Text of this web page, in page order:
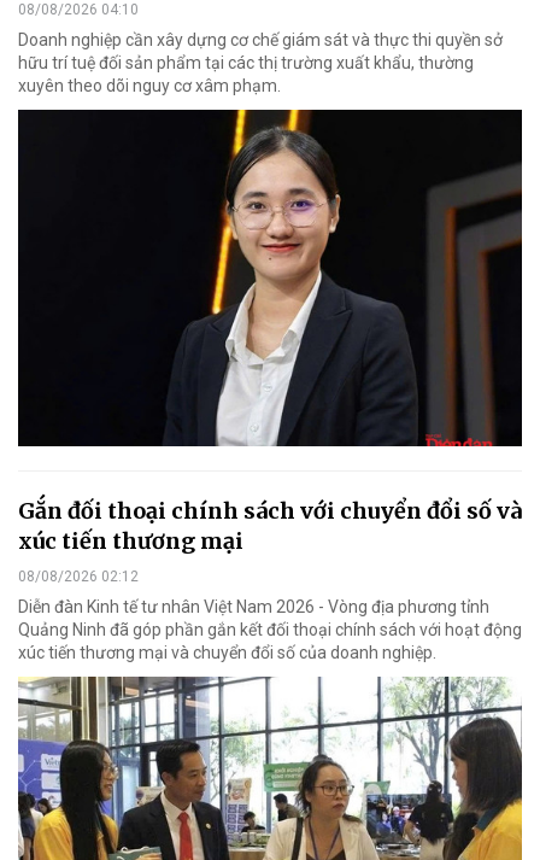
08/08/2026 04:10
Doanh nghiệp cần xây dựng cơ chế giám sát và thực thi quyền sở
hữu trí tuệ đối sản phẩm tại các thị trường xuất khẩu, thường
xuyên theo dõi nguy cơ xâm phạm.
Gắn đối thoại chính sách với chuyển đổi số và
xúc tiến thương mại
08/08/2026 02:12
Diễn đàn Kinh tế tư nhân Việt Nam 2026 - Vòng địa phương tỉnh
Quảng Ninh đã góp phần gắn kết đối thoại chính sách với hoạt động
xúc tiến thương mại và chuyển đổi số của doanh nghiệp.